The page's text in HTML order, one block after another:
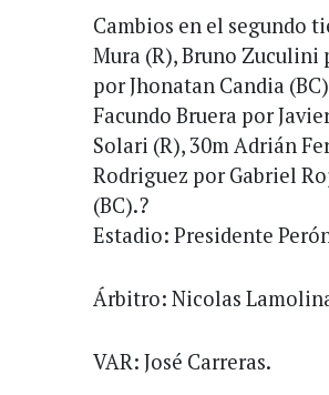
Cambios en el segundo
Mura (R), Bruno Zuculini
por Jhonatan Candia
Facundo Bruera por
Solari (R), 30m Adrián
Rodriguez por Gabriel
(BC).?
Estadio: Presidente
Árbitro: Nicolas
VAR: José Carreras.